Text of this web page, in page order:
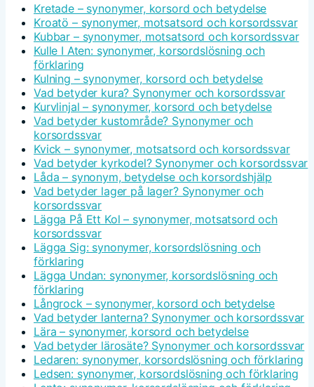
Kretade – synonymer, korsord och betydelse
Kroatö – synonymer, motsatsord och korsordssvar
Kubbar – synonymer, motsatsord och korsordssvar
Kulle I Aten: synonymer, korsordslösning och
förklaring
Kulning – synonymer, korsord och betydelse
Vad betyder kura? Synonymer och korsordssvar
Kurvlinjal – synonymer, korsord och betydelse
Vad betyder kustområde? Synonymer och
korsordssvar
Kvick – synonymer, motsatsord och korsordssvar
Vad betyder kyrkodel? Synonymer och korsordssvar
Låda – synonym, betydelse och korsordshjälp
Vad betyder lager på lager? Synonymer och
korsordssvar
Lägga På Ett Kol – synonymer, motsatsord och
korsordssvar
Lägga Sig: synonymer, korsordslösning och
förklaring
Lägga Undan: synonymer, korsordslösning och
förklaring
Långrock – synonymer, korsord och betydelse
Vad betyder lanterna? Synonymer och korsordssvar
Lära – synonymer, korsord och betydelse
Vad betyder lärosäte? Synonymer och korsordssvar
Ledaren: synonymer, korsordslösning och förklaring
Ledsen: synonymer, korsordslösning och förklaring